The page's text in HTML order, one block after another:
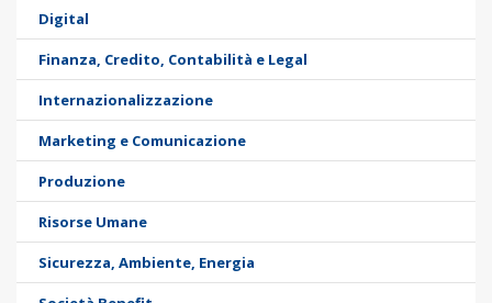
Digital
Finanza, Credito, Contabilità e Legal
Internazionalizzazione
Marketing e Comunicazione
Produzione
Risorse Umane
Sicurezza, Ambiente, Energia